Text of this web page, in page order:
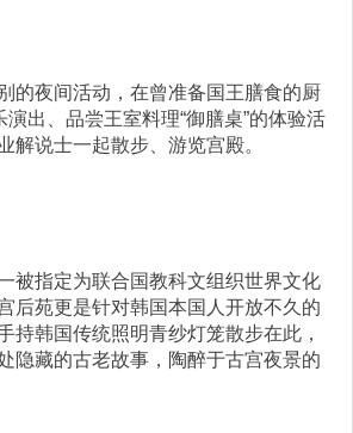
的夜间活动，在曾准备国王膳食的厨
演出、品尝王室料理“御膳桌”的体验活
解说士一起散步、游览宫殿。
被指定为联合国教科文组织世界文化
后苑更是针对韩国本国人开放不久的
持韩国传统照明青纱灯笼散步在此，
隐藏的古老故事，陶醉于古宫夜景的